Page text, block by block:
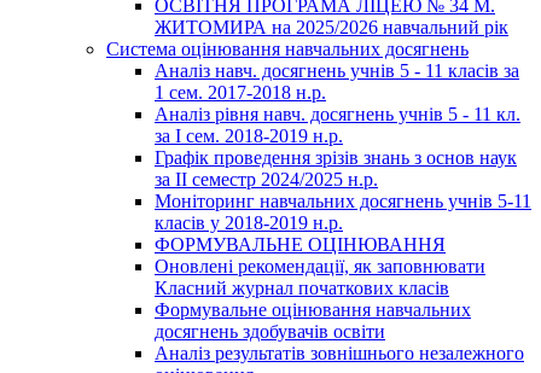
ОСВІТНЯ ПРОГРАМА ЛІЦЕЮ № 34 М.
ЖИТОМИРА на 2025/2026 навчальний рік
Система оцінювання навчальних досягнень
Аналіз навч. досягнень учнів 5 - 11 класів за
1 сем. 2017-2018 н.р.
Аналіз рівня навч. досягнень учнів 5 - 11 кл.
за І сем. 2018-2019 н.р.
Графік проведення зрізів знань з основ наук
за ІІ семестр 2024/2025 н.р.
Моніторинг навчальних досягнень учнів 5-11
класів у 2018-2019 н.р.
ФОРМУВАЛЬНЕ ОЦІНЮВАННЯ
Оновлені рекомендації, як заповнювати
Класний журнал початкових класів
Формувальне оцінювання навчальних
досягнень здобувачів освіти
Аналіз результатів зовнішнього незалежного